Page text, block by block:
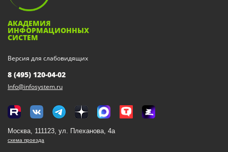
АКАДЕМИЯ
ИНФОРМАЦИОННЫХ
СИСТЕМ
Версия для слабовидящих
8 (495) 120-04-02
Info@infosystem.ru
Москва, 111123, ул. Плеханова, 4а
схема проезда